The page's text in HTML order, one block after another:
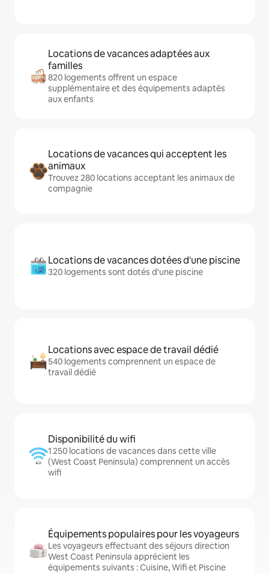
Locations de vacances adaptées aux
familles
820 logements offrent un espace
supplémentaire et des équipements adaptés
aux enfants
Locations de vacances qui acceptent les
animaux
Trouvez 280 locations acceptant les animaux de
compagnie
Locations de vacances dotées d'une piscine
320 logements sont dotés d'une piscine
Locations avec espace de travail dédié
540 logements comprennent un espace de
travail dédié
Disponibilité du wifi
1 250 locations de vacances dans cette ville
(West Coast Peninsula) comprennent un accès
wifi
Équipements populaires pour les voyageurs
Les voyageurs effectuant des séjours direction
West Coast Peninsula apprécient les
équipements suivants : Cuisine, Wifi et Piscine